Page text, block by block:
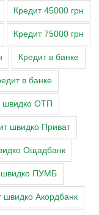
Кредит 45000 грн
Кредит 75000 грн
Кредит в банке
в банке
швидко ОТП
швидко Приват
Ощадбанк
швидко ПУМБ
швидко Акордбанк